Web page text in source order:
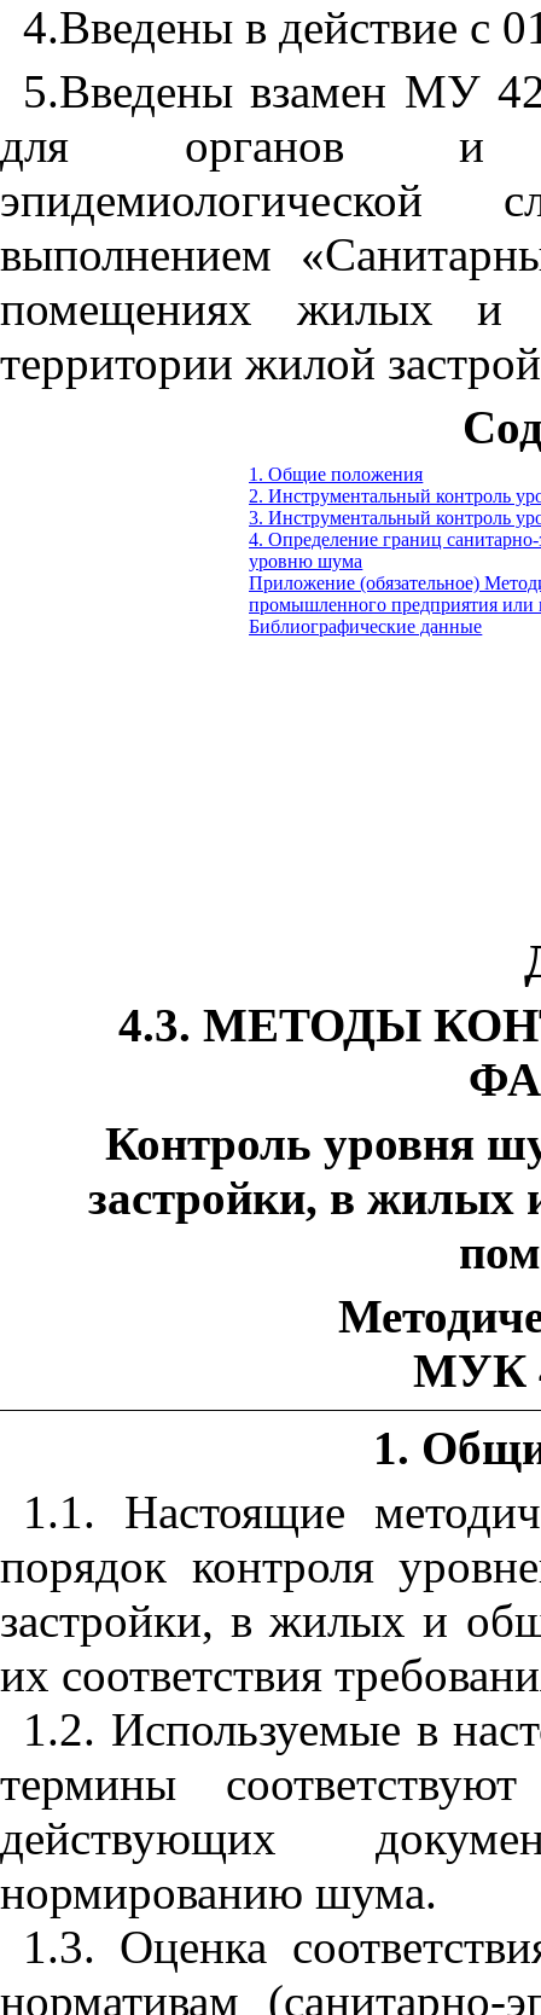
4.Введены в действие с
5.Введены взамен МУ
для органов и
выполнением
помещениях жилых и
территории жилой
1. Общие положения
2. Инструментальный контроль
3. Инструментальный контроль
4. Определение границ
уровню шума
Приложение (обязательное)
промышленного предприятия
Библиографические данные
4.3. МЕТОДЫ
Контроль уровня
застройки, в жилых
МУК
1.
1.1. Настоящие
порядок контроля
застройки, в жилых и
их соответствия
1.2. Используемые в
термины
действующих
нормированию шума.
1.3. Оценка
нормативам (санитарно-